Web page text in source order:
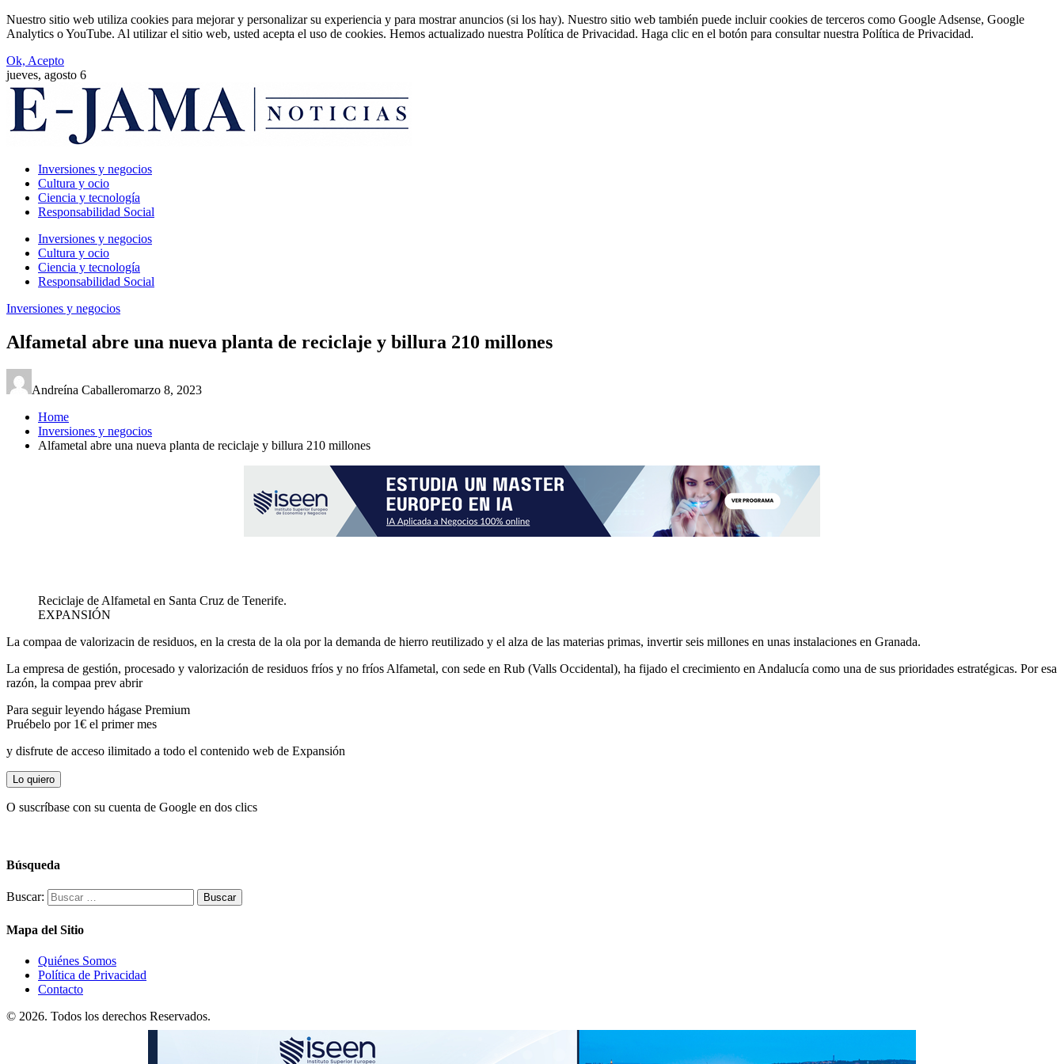
Nuestro sitio web utiliza cookies para mejorar y personalizar su experiencia y para mostrar anuncios (si los hay). Nuestro sitio web también puede incluir cookies de terceros como Google Adsense, Google
Analytics o YouTube. Al utilizar el sitio web, usted acepta el uso de cookies. Hemos actualizado nuestra Política de Privacidad. Haga clic en el botón para consultar nuestra Política de Privacidad.
Ok, Acepto
jueves, agosto 6
Inversiones y negocios
Cultura y ocio
Ciencia y tecnología
Responsabilidad Social
Inversiones y negocios
Cultura y ocio
Ciencia y tecnología
Responsabilidad Social
Inversiones y negocios
Alfametal abre una nueva planta de reciclaje y billura 210 millones
Andreína Caballeromarzo 8, 2023
Home
Inversiones y negocios
Alfametal abre una nueva planta de reciclaje y billura 210 millones
Reciclaje de Alfametal en Santa Cruz de Tenerife.
EXPANSIÓN
La compaa de valorizacin de residuos, en la cresta de la ola por la demanda de hierro reutilizado y el alza de las materias primas, invertir seis millones en unas instalaciones en Granada.
La empresa de gestión, procesado y valorización de residuos fríos y no fríos Alfametal, con sede en Rub (Valls Occidental), ha fijado el crecimiento en Andalucía como una de sus prioridades estratégicas. Por esa
razón, la compaa prev abrir
Para seguir leyendo hágase Premium
Pruébelo por 1€ el primer mes
y disfrute de acceso ilimitado a todo el contenido web de Expansión
Lo quiero
O suscríbase con su cuenta de Google en dos clics
Búsqueda
Buscar:
Mapa del Sitio
Quiénes Somos
Política de Privacidad
Contacto
© 2026. Todos los derechos Reservados.